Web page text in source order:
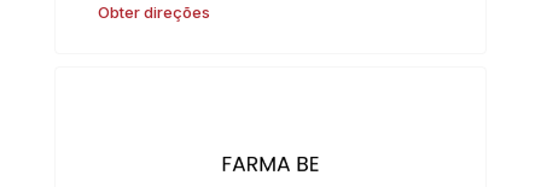
Obter direções